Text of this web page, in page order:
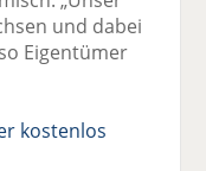
und dabei
Eigentümer
kostenlos